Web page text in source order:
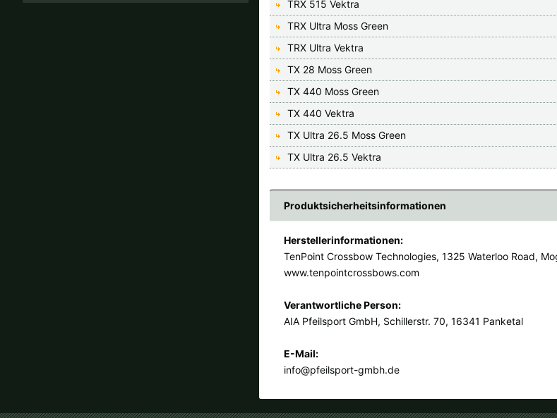
TRX 515 Vektra
TRX Ultra Moss Green
TRX Ultra Vektra
TX 28 Moss Green
TX 440 Moss Green
TX 440 Vektra
TX Ultra 26.5 Moss Green
TX Ultra 26.5 Vektra
Produktsicherheitsinformationen
Herstellerinformationen:
TenPoint Crossbow Technologies, 1325 Waterloo Road,
www.tenpointcrossbows.com
Verantwortliche Person:
AIA Pfeilsport GmbH, Schillerstr. 70, 16341 Panketal
E-Mail:
info@pfeilsport-gmbh.de